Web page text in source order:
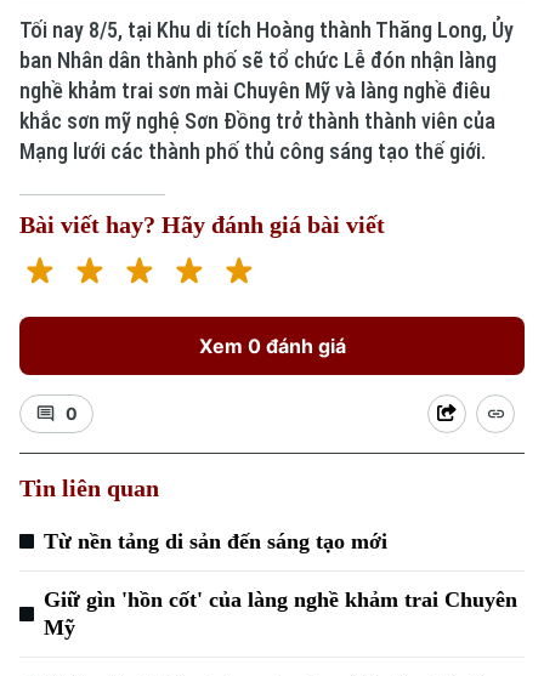
Xu hướng
Tối nay 8/5, tại Khu di tích Hoàng thành Thăng Long, Ủy
ban Nhân dân thành phố sẽ tổ chức Lễ đón nhận làng
nghề khảm trai sơn mài Chuyên Mỹ và làng nghề điêu
khắc sơn mỹ nghệ Sơn Đồng trở thành thành viên của
Mạng lưới các thành phố thủ công sáng tạo thế giới.
Bài viết hay? Hãy đánh giá bài viết
Xem 0 đánh giá
0
Tin liên quan
Từ nền tảng di sản đến sáng tạo mới
Giữ gìn 'hồn cốt' của làng nghề khảm trai Chuyên
Mỹ